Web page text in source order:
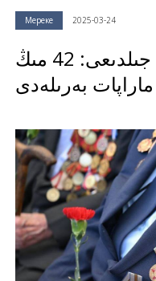
Мереке 2025-03-24
جەڭىستىڭ 80 جىلدىعى: 42 مىڭ
ماراپات بەرىلەدى